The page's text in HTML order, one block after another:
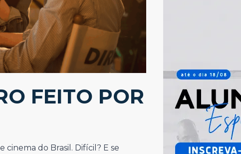
FEITO POR
do Brasil. Difícil? E se